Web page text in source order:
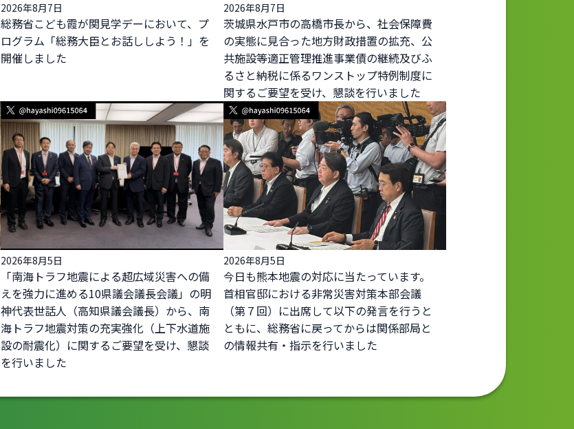
2026年8月7日
総務省こども霞が関見学デーにおいて、プ
ログラム「総務大臣とお話ししよう！」を
開催しました
2026年8月7日
茨城県水戸市の高橋市長から、社会保障費
の実態に見合った地方財政措置の拡充、公
共施設等適正管理推進事業債の継続及びふ
るさと納税に係るワンストップ特例制度に
関するご要望を受け、懇談を行いました
2026年8月5日
「南海トラフ地震による超広域災害への備
えを強力に進める10県議会議長会議」の明
神代表世話人（高知県議会議長）から、南
海トラフ地震対策の充実強化（上下水道施
設の耐震化）に関するご要望を受け、懇談
を行いました
2026年8月5日
今日も熊本地震の対応に当たっています。
首相官邸における非常災害対策本部会議
（第７回）に出席して以下の発言を行うと
ともに、総務省に戻ってからは関係部局と
の情報共有・指示を行いました